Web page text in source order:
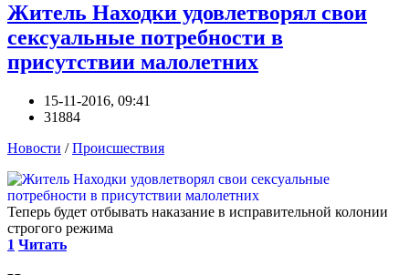
Житель Находки удовлетворял свои
сексуальные потребности в
присутствии малолетних
15-11-2016, 09:41
31884
Новости /Происшествия
Теперь будет отбывать наказание в исправительной колонии
строгого режима
1 Читать